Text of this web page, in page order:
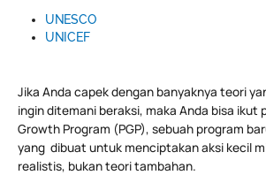
UNESCO
UNICEF
Jika Anda capek dengan banyaknya teori
ingin ditemani beraksi, maka Anda bisa ikut
Growth Program (PGP), sebuah program
yang dibuat untuk menciptakan aksi kecil
realistis, bukan teori tambahan.